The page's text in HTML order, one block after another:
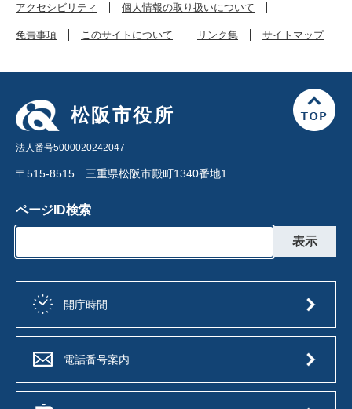
アクセシビリティ 個人情報の取り扱いについて
免責事項 このサイトについて リンク集 サイトマップ
松阪市役所
法人番号5000020242047
〒515-8515 三重県松阪市殿町1340番地1
ページID検索
開庁時間
電話番号案内